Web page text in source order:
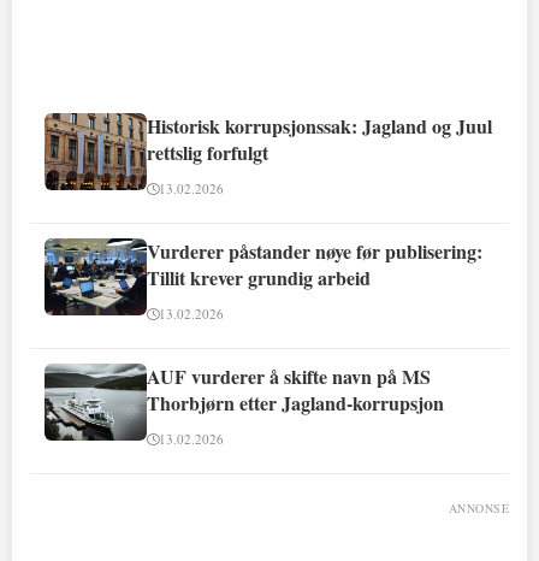
Historisk korrupsjonssak: Jagland og Juul
rettslig forfulgt
13.02.2026
Vurderer påstander nøye før publisering:
Tillit krever grundig arbeid
13.02.2026
AUF vurderer å skifte navn på MS
Thorbjørn etter Jagland-korrupsjon
13.02.2026
ANNONSE